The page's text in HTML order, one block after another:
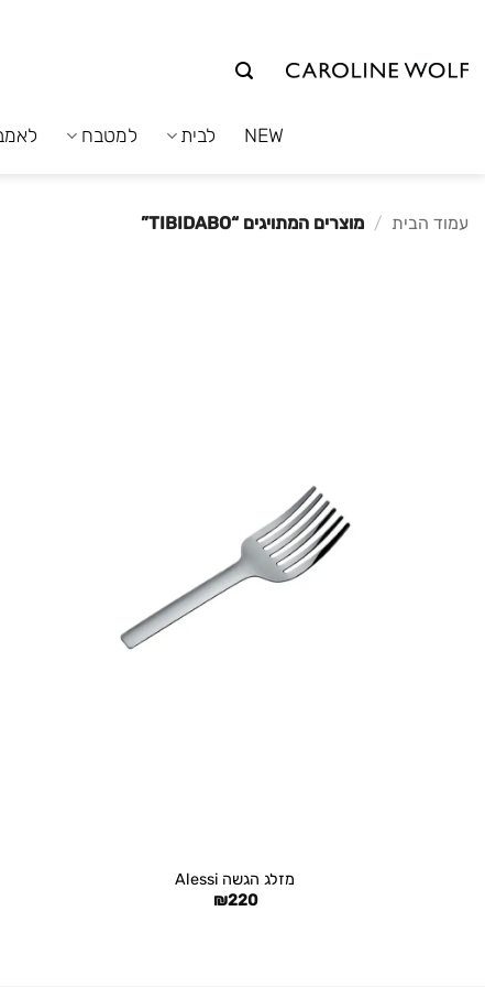
NEW לבית למטבח
עמוד הבית / מוצרים המתויגים “TIBIDABO”
מזלג הגשה Alessi
₪220